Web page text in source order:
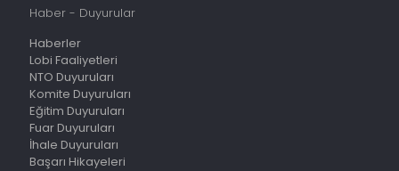
Haber - Duyurular
Haberler
Lobi Faaliyetleri
NTO Duyuruları
Komite Duyuruları
Eğitim Duyuruları
Fuar Duyuruları
İhale Duyuruları
Başarı Hikayeleri